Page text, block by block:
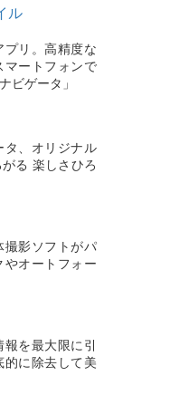
ル
リ。高精度な
ートフォンで
ビゲータ」
タ、オリジナル
る 楽しさひろ
影ソフトがパ
やオートフォー
を最大限に引
的に除去して美